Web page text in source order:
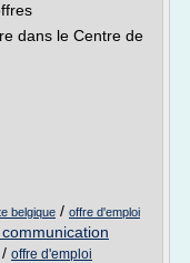
dans le Centre de
belgique / offre d'emploi
/ offre d'emploi